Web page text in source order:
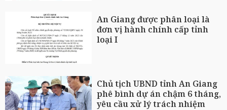
An Giang được phân loại là
đơn vị hành chính cấp tỉnh
loại I
Chủ tịch UBND tỉnh An Giang
phê bình dự án chậm 6 tháng,
yêu cầu xử lý trách nhiệm